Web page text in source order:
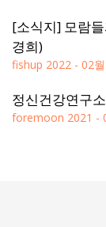
[소식지] 모람
경희)
fishup 2022 - 02
정신건강연구
foremoon 2021 -